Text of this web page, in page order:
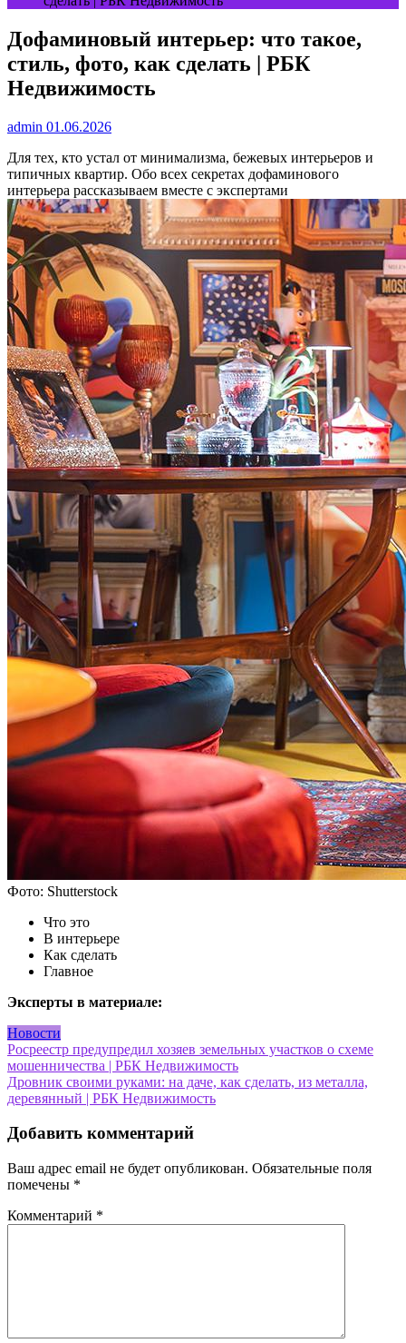
Дофаминовый интерьер: что такое,
стиль, фото, как сделать | РБК
Недвижимость
admin 01.06.2026
Для тех, кто устал от минимализма, бежевых интерьеров и
типичных квартир. Обо всех секретах дофаминового
интерьера рассказываем вместе с экспертами
Фото: Shutterstock
Что это
В интерьере
Как сделать
Главное
Эксперты в материале:
Новости
Навигация
по
записям
Росреестр предупредил хозяев земельных участков о схеме
мошенничества | РБК Недвижимость
Дровник своими руками: на даче, как сделать, из металла,
деревянный | РБК Недвижимость
Добавить комментарий
Ваш адрес email не будет опубликован. Обязательные поля
помечены *
Комментарий *